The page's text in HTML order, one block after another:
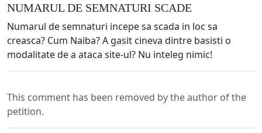
NUMARUL DE SEMNATURI SCADE
Numarul de semnaturi incepe sa scada in loc sa
creasca? Cum Naiba? A gasit cineva dintre basisti o
modalitate de a ataca site-ul? Nu inteleg nimic!
This comment has been removed by the author of the
petition.